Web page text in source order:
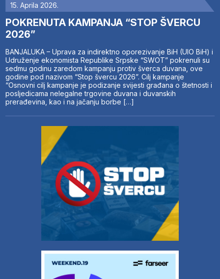
15. Aprila 2026.
POKRENUTA KAMPANJA “STOP ŠVERCU
2026”
BANJALUKA – Uprava za indirektno oporezivanje BiH (UIO BiH) i
Udruženje ekonomista Republike Srpske “SWOT” pokrenuli su
sedmu godinu zaredom kampanju protiv šverca duvana, ove
godine pod nazivom “Stop švercu 2026”. Cilj kampanje
“Osnovni cilj kampanje je podizanje svijesti građana o štetnosti i
posljedicama nelegalne trgovine duvana i duvanskih
prerađevina, kao i na jačanju borbe […]